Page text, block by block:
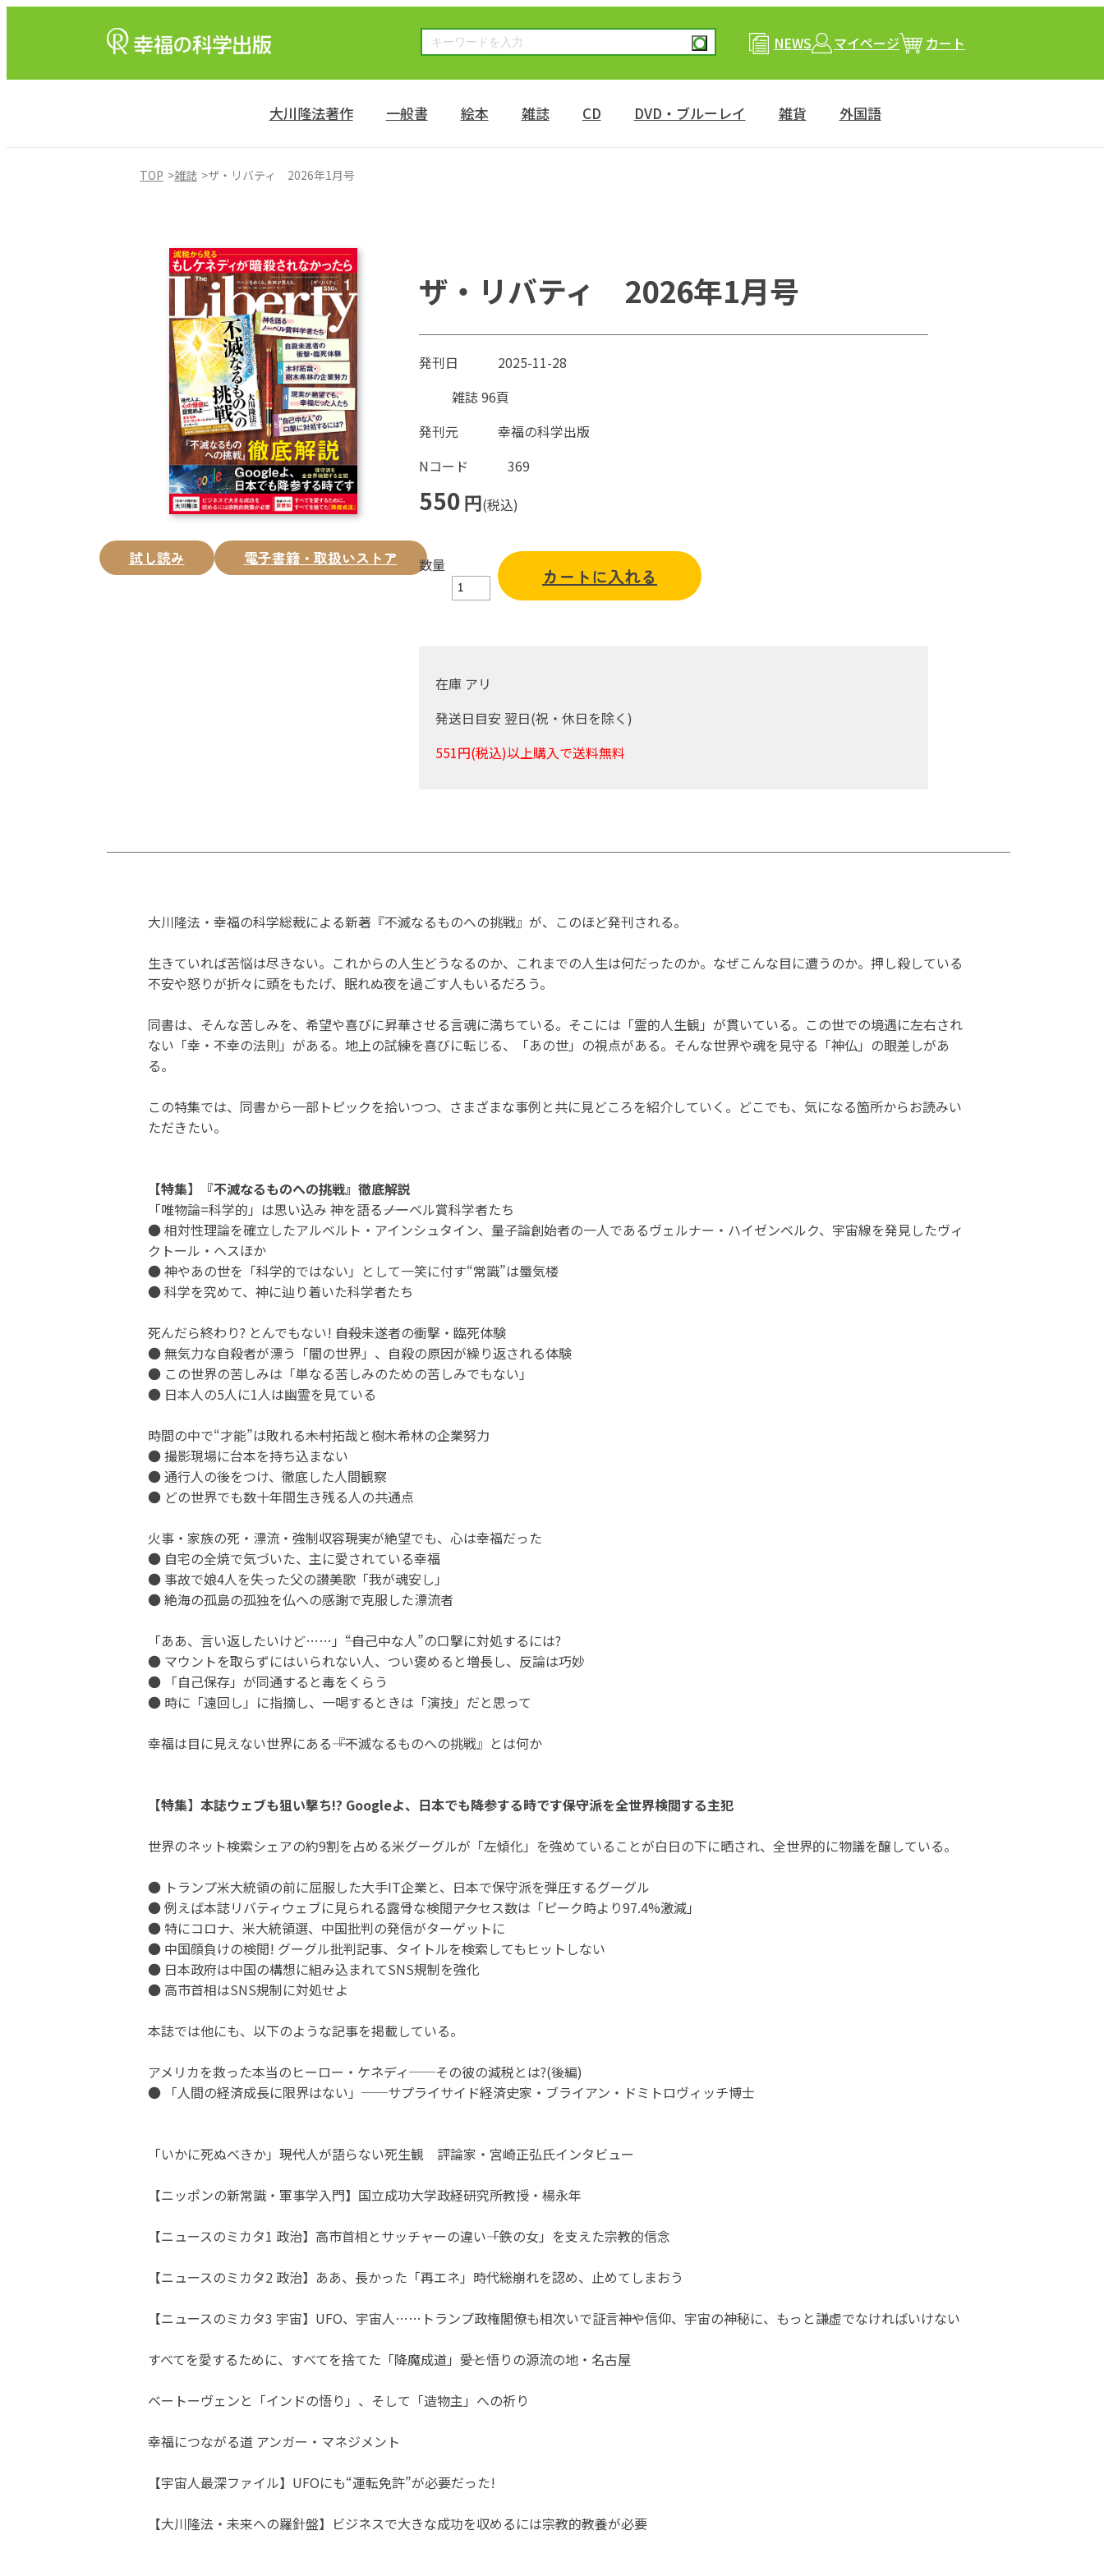
NEWS マイページ カート
大川隆法著作 一般書 絵本 雑誌 CD DVD・ブルーレイ 雑貨 外国語
TOP 雑誌 ザ・リバティ 2026年1月号
試し読み 電子書籍・取扱いストア
ザ・リバティ 2026年1月号
発刊日
2025-11-28
雑誌 96頁
発刊元
幸福の科学出版
Nコード
369
550円(税込)
数量
カートに入れる
在庫 アリ
発送日目安 翌日(祝・休日を除く)
551円(税込)以上購入で送料無料
大川隆法・幸福の科学総裁による新著『不滅なるものへの挑戦』が、このほど発刊される。
生きていれば苦悩は尽きない。これからの人生どうなるのか、これまでの人生は何だったのか。なぜこんな目に遭うのか。押し殺している
不安や怒りが折々に頭をもたげ、眠れぬ夜を過ごす人もいるだろう。
同書は、そんな苦しみを、希望や喜びに昇華させる言魂に満ちている。そこには「霊的人生観」が貫いている。この世での境遇に左右され
ない「幸・不幸の法則」がある。地上の試練を喜びに転じる、「あの世」の視点がある。そんな世界や魂を見守る「神仏」の眼差しがあ
る。
この特集では、同書から一部トピックを拾いつつ、さまざまな事例と共に見どころを紹介していく。どこでも、気になる箇所からお読みい
ただきたい。
【特集】『不滅なるものへの挑戦』徹底解説
「唯物論=科学的」は思い込み 神を語る――ノーベル賞科学者たち
● 相対性理論を確立したアルベルト・アインシュタイン、量子論創始者の一人であるヴェルナー・ハイゼンベルク、宇宙線を発見したヴィ
クトール・ヘスほか
● 神やあの世を「科学的ではない」として一笑に付す“常識”は蜃気楼
● 科学を究めて、神に辿り着いた科学者たち
死んだら終わり? とんでもない! ――自殺未遂者の衝撃・臨死体験
● 無気力な自殺者が漂う「闇の世界」、自殺の原因が繰り返される体験
● この世界の苦しみは「単なる苦しみのための苦しみでもない」
● 日本人の5人に1人は幽霊を見ている
時間の中で“才能”は敗れる――木村拓哉と樹木希林の企業努力
● 撮影現場に台本を持ち込まない
● 通行人の後をつけ、徹底した人間観察
● どの世界でも数十年間生き残る人の共通点
火事・家族の死・漂流・強制収容――現実が絶望でも、心は幸福だった
● 自宅の全焼で気づいた、主に愛されている幸福
● 事故で娘4人を失った父の讃美歌「我が魂安し」
● 絶海の孤島の孤独を仏への感謝で克服した漂流者
「ああ、言い返したいけど……」――“自己中な人”の口撃に対処するには?
● マウントを取らずにはいられない人、つい褒めると増長し、反論は巧妙
● 「自己保存」が同通すると毒をくらう
● 時に「遠回し」に指摘し、一喝するときは「演技」だと思って
幸福は目に見えない世界にある――『不滅なるものへの挑戦』とは何か
【特集】本誌ウェブも狙い撃ち!? Googleよ、日本でも降参する時です――保守派を全世界検閲する主犯
世界のネット検索シェアの約9割を占める米グーグルが「左傾化」を強めていることが白日の下に晒され、全世界的に物議を醸している。
● トランプ米大統領の前に屈服した大手IT企業と、日本で保守派を弾圧するグーグル
● 例えば本誌リバティウェブに見られる露骨な検閲――アクセス数は「ピーク時より97.4%激減」
● 特にコロナ、米大統領選、中国批判の発信がターゲットに
● 中国顔負けの検閲! グーグル批判記事、タイトルを検索してもヒットしない
● 日本政府は中国の構想に組み込まれてSNS規制を強化
● 高市首相はSNS規制に対処せよ
本誌では他にも、以下のような記事を掲載している。
アメリカを救った本当のヒーロー・ケネディ──その彼の減税とは?(後編)
● 「人間の経済成長に限界はない」──サプライサイド経済史家・ブライアン・ドミトロヴィッチ博士
「いかに死ぬべきか」――現代人が語らない死生観 評論家・宮崎正弘氏インタビュー
【ニッポンの新常識・軍事学入門】国立成功大学政経研究所教授・楊永年
【ニュースのミカタ1 政治】高市首相とサッチャーの違い――「鉄の女」を支えた宗教的信念
【ニュースのミカタ2 政治】ああ、長かった「再エネ」時代――総崩れを認め、止めてしまおう
【ニュースのミカタ3 宇宙】UFO、宇宙人……トランプ政権閣僚も相次いで証言――神や信仰、宇宙の神秘に、もっと謙虚でなければいけない
すべてを愛するために、すべてを捨てた「降魔成道」――愛と悟りの源流の地・名古屋
ベートーヴェンと「インドの悟り」、そして「造物主」への祈り
幸福につながる道 アンガー・マネジメント
【宇宙人最深ファイル】UFOにも“運転免許”が必要だった!
【大川隆法・未来への羅針盤】ビジネスで大きな成功を収めるには宗教的教養が必要